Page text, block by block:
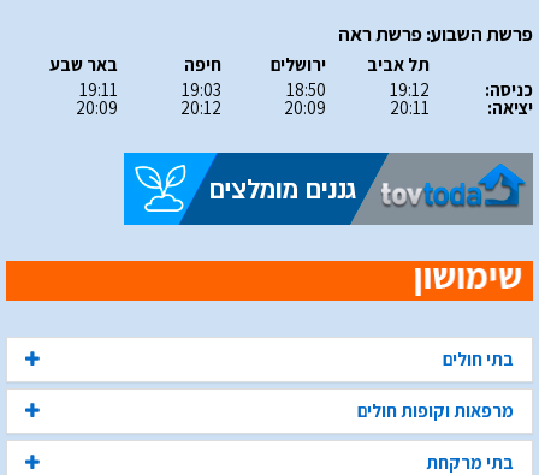
פרשת השבוע: פרשת ראה
כניסה:
יציאה:
תל אביב
19:12
20:11
ירושלים
18:50
20:09
חיפה
19:03
20:12
באר שבע
19:11
20:09
בתי חולים
מרפאות וקופות חולים
בתי מרקחת